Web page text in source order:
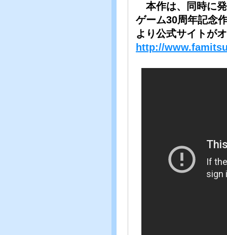
本作は、同時に
ゲーム30周年記念
より公式サイトが
http://